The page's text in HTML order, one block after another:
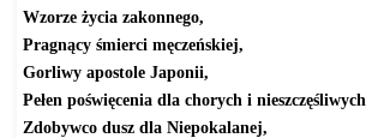
Wzorze życia zakonnego,
Pragnący śmierci męczeńskiej,
Gorliwy apostole Japonii,
Pełen poświęcenia dla chorych i
Zdobywco dusz dla Niepokalanej,